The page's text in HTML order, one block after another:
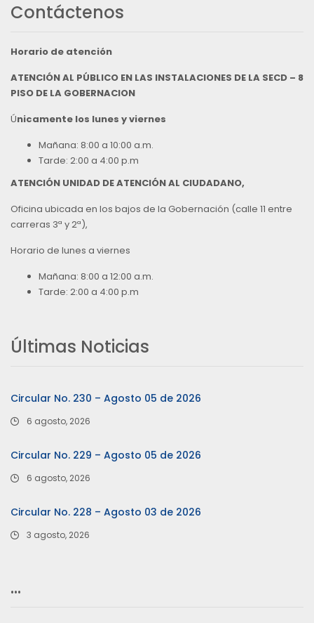
Contáctenos
Horario de atención
ATENCIÓN AL PÚBLICO EN LAS INSTALACIONES DE LA SECD – 8
PISO DE LA GOBERNACION
Únicamente los lunes y viernes
Mañana: 8:00 a 10:00 a.m.
Tarde: 2:00 a 4:00 p.m
ATENCIÓN UNIDAD DE ATENCIÓN AL CIUDADANO,
Oficina ubicada en los bajos de la Gobernación (calle 11 entre
carreras 3ª y 2ª),
Horario de lunes a viernes
Mañana: 8:00 a 12:00 a.m.
Tarde: 2:00 a 4:00 p.m
Últimas Noticias
Circular No. 230 – Agosto 05 de 2026
6 agosto, 2026
Circular No. 229 – Agosto 05 de 2026
6 agosto, 2026
Circular No. 228 – Agosto 03 de 2026
3 agosto, 2026
…